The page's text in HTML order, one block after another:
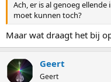
Ach, er is al genoeg
moet kunnen toch?
Maar wat draagt het bij
Geert
Geert